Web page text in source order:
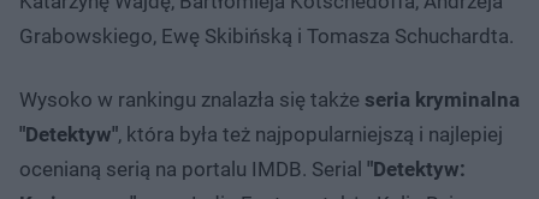
Grabowskiego, Ewę Skibińską i Tomasza Schuchardta.
Wysoko w rankingu znalazła się także seria kryminalna
"Detektyw", która była też najpopularniejszą i najlepiej
ocenianą serią na portalu IMDB. Serial "Detektyw: